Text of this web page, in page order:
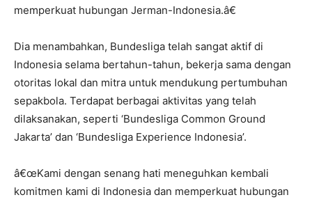
memperkuat hubungan Jerman-Indonesia.â€
Dia menambahkan, Bundesliga telah sangat aktif di
Indonesia selama bertahun-tahun, bekerja sama dengan
otoritas lokal dan mitra untuk mendukung pertumbuhan
sepakbola. Terdapat berbagai aktivitas yang telah
dilaksanakan, seperti ‘Bundesliga Common Ground
Jakarta’ dan ‘Bundesliga Experience Indonesia’.
â€œKami dengan senang hati meneguhkan kembali
komitmen kami di Indonesia dan memperkuat hubungan